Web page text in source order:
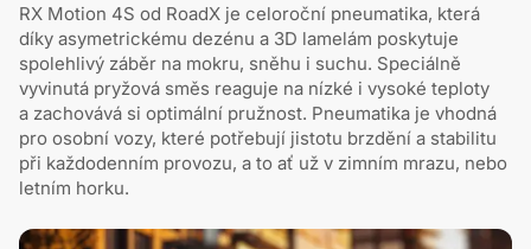
RX Motion 4S od RoadX je celoroční pneumatika, která
díky asymetrickému dezénu a 3D lamelám poskytuje
spolehlivý záběr na mokru, sněhu i suchu. Speciálně
vyvinutá pryžová směs reaguje na nízké i vysoké teploty
a zachovává si optimální pružnost. Pneumatika je vhodná
pro osobní vozy, které potřebují jistotu brzdění a stabilitu
při každodenním provozu, a to ať už v zimním mrazu, nebo
letním horku.